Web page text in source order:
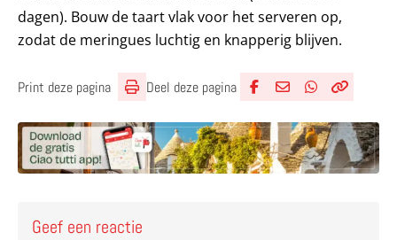
dagen). Bouw de taart vlak voor het serveren op,
zodat de meringues luchtig en knapperig blijven.
Print deze pagina Deel deze pagina
Geef een reactie